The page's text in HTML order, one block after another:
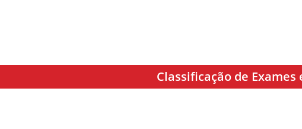
Classificação de